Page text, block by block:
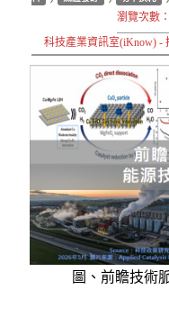
瀏覽次數
科技產業資訊室(iKnow) -
圖、前瞻技術